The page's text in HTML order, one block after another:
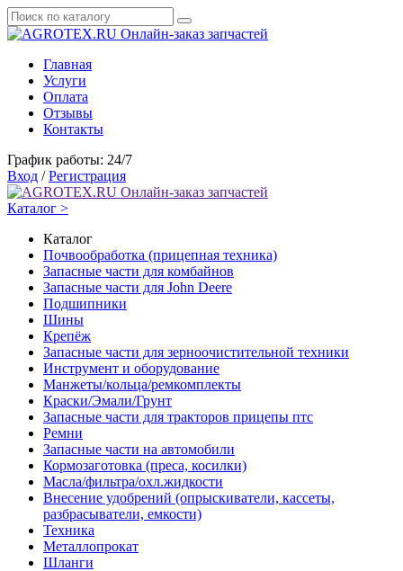
Онлайн-заказ запчастей
Главная
Услуги
Оплата
Отзывы
Контакты
График работы: 24/7
Вход / Регистрация
Онлайн-заказ запчастей
Каталог >
Каталог
Почвообработка (прицепная техника)
Запасные части для комбайнов
Запасные части для John Deere
Подшипники
Шины
Крепёж
Запасные части для зерноочистительной техники
Инструмент и оборудование
Манжеты/кольца/ремкомплекты
Краски/Эмали/Грунт
Запасные части для тракторов прицепы птс
Ремни
Запасные части на автомобили
Кормозаготовка (преса, косилки)
Масла/фильтра/охл.жидкости
Внесение удобрений (опрыскиватели, кассеты,
разбрасыватели, емкости)
Техника
Металлопрокат
Шланги